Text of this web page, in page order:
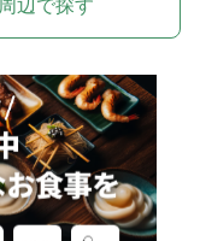
辺で探す